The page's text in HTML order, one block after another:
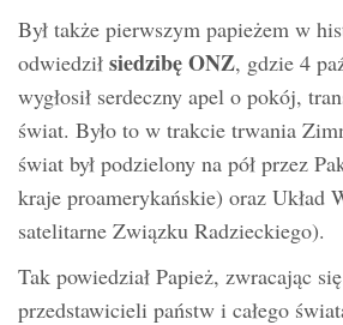
Był także pierwszym papieżem w
odwiedził siedzibę ONZ, gdzie 4
wygłosił serdeczny apel o pokój,
świat. Było to w trakcie trwania
świat był podzielony na pół przez
kraje proamerykańskie) oraz Układ
satelitarne Związku Radzieckiego).
Tak powiedział Papież, zwracając
przedstawicieli państw i całego